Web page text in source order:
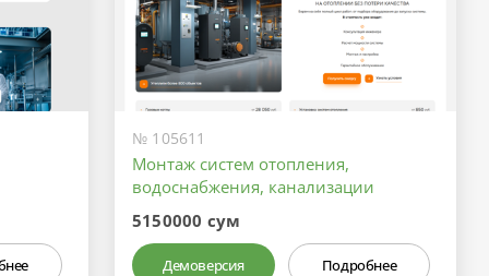
№ 105611
Монтаж систем отопления,
водоснабжения, канализации
5150000 сум
Демоверсия Подробнее